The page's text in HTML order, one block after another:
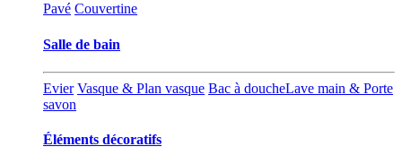
Pavé Couvertine
Salle de bain
Evier Vasque & Plan vasque Bac à doucheLave main & Porte
savon
Éléments décoratifs